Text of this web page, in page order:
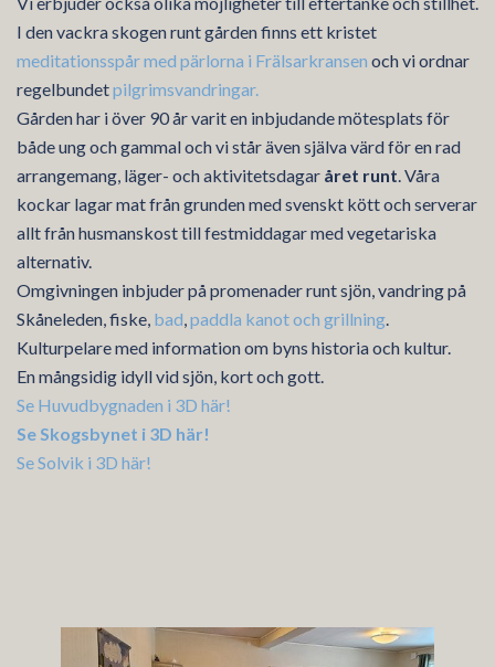
I den vackra skogen runt gården finns ett kristet
meditationsspår med pärlorna i Frälsarkransen och vi ordnar
regelbundetpilgrimsvandringar.
Gården har i över 90 år varit en inbjudande mötesplats för
både ung och gammal och vi står även själva värd för en rad
arrangemang, läger- och aktivitetsdagar året runt . Våra
kockar lagar mat från grunden med svenskt kött och serverar
allt från husmanskost till festmiddagar med vegetariska
alternativ.
Omgivningen inbjuder på promenader runt sjön, vandring på
Skåneleden, fiske, bad paddla kanotoch grillning
Kulturpelare med information om byns historia och kultur.
En mångsidig idyll vid sjön, kort och gott.
Se Huvudbygnaden i 3D här!
Se Skogsbynet i 3D här!
Se Solvik i 3D här!